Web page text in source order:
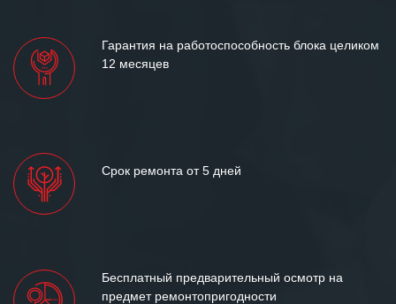
Гарантия на работоспособность блока целиком
12 месяцев
Срок ремонта от 5 дней
Бесплатный предварительный осмотр на
предмет ремонтопригодности